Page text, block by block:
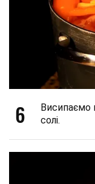
6
Висипаємо
солі.